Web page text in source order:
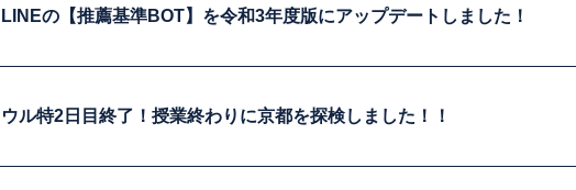
LINEの【推薦基準BOT】を令和3年度版にアップデートしました！
ウル特2日目終了！授業終わりに京都を探検しました！！